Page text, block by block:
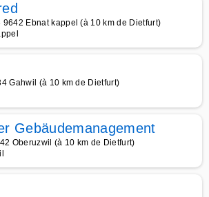
9642 Ebnat kappel (à 10 km de Dietfurt)
Gahwil (à 10 km de Dietfurt)
Gebäudemanagement
Oberuzwil (à 10 km de Dietfurt)